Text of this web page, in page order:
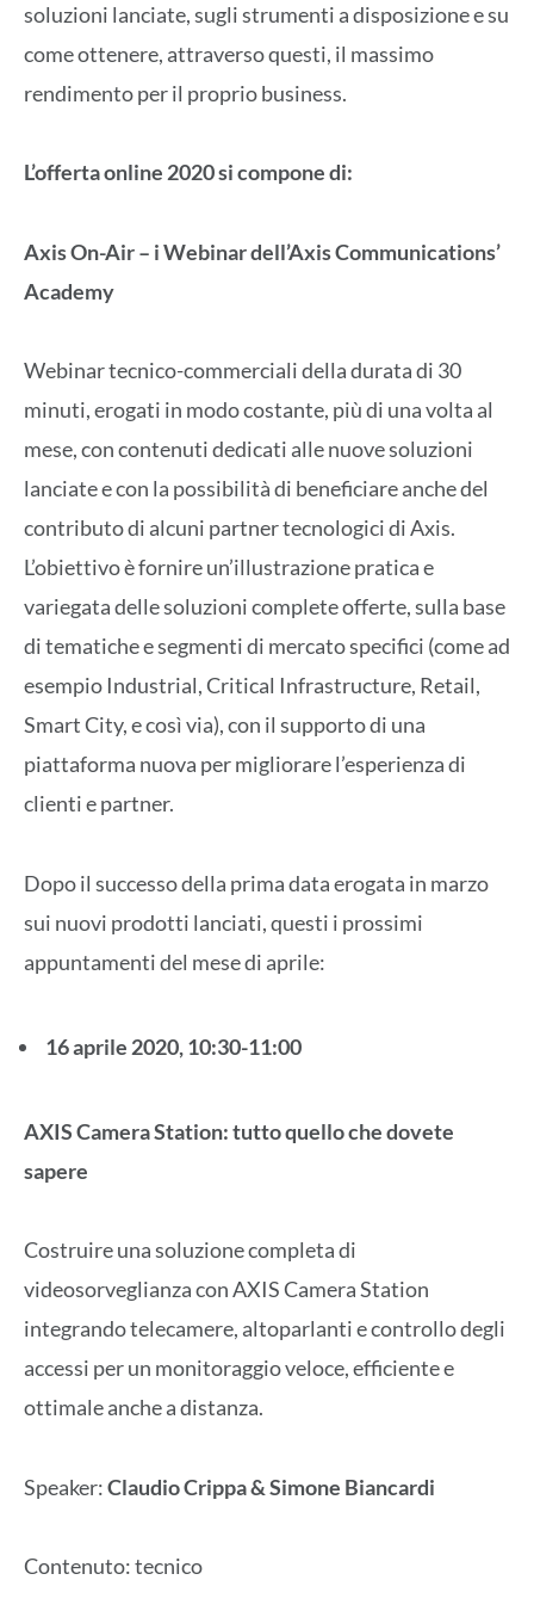
soluzioni lanciate, sugli strumenti a disposizione e su
come ottenere, attraverso questi, il massimo
rendimento per il proprio business.
L’offerta online 2020 si compone di:
Axis On-Air – i Webinar dell’Axis Communications’
Academy
Webinar tecnico-commerciali della durata di 30
minuti, erogati in modo costante, più di una volta al
mese, con contenuti dedicati alle nuove soluzioni
lanciate e con la possibilità di beneficiare anche del
contributo di alcuni partner tecnologici di Axis.
L’obiettivo è fornire un’illustrazione pratica e
variegata delle soluzioni complete offerte, sulla base
di tematiche e segmenti di mercato specifici (come ad
esempio Industrial, Critical Infrastructure, Retail,
Smart City, e così via), con il supporto di una
piattaforma nuova per migliorare l’esperienza di
clienti e partner.
Dopo il successo della prima data erogata in marzo
sui nuovi prodotti lanciati, questi i prossimi
appuntamenti del mese di aprile:
16 aprile 2020, 10:30-11:00
AXIS Camera Station: tutto quello che dovete
sapere
Costruire una soluzione completa di
videosorveglianza con AXIS Camera Station
integrando telecamere, altoparlanti e controllo degli
accessi per un monitoraggio veloce, efficiente e
ottimale anche a distanza.
Speaker:Claudio Crippa & Simone Biancardi
Contenuto: tecnico